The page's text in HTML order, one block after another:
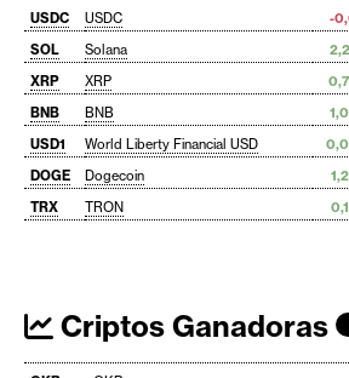
USDC
USDC -
SOL
Solana
XRP
XRP
BNB
BNB
USD1
World Liberty Financial USD
DOGE
Dogecoin
TRX
TRON
Criptos Ganadoras